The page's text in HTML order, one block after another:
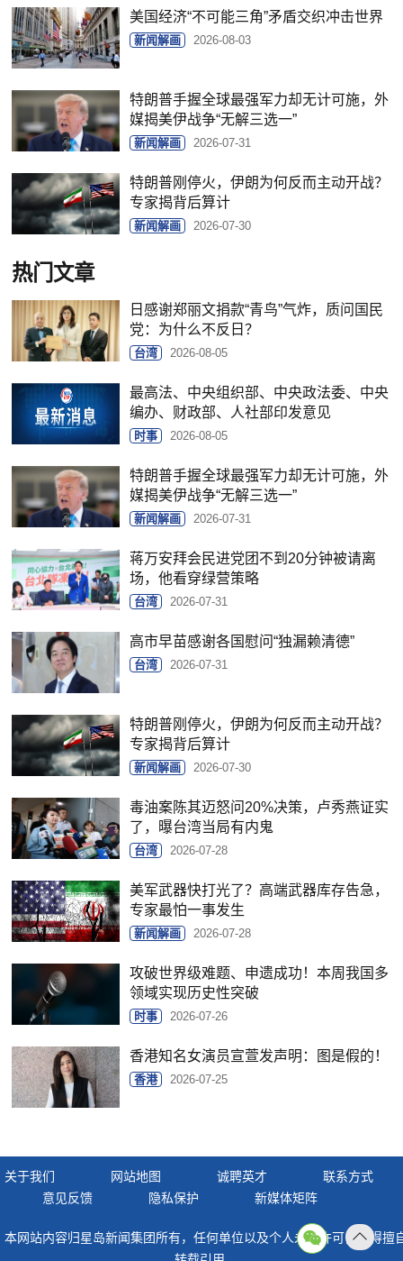
美国经济“不可能三角”矛盾交织冲击世界
新闻解画 2026-08-03
特朗普手握全球最强军力却无计可施，外
媒揭美伊战争“无解三选一”
新闻解画 2026-07-31
特朗普刚停火，伊朗为何反而主动开战？
专家揭背后算计
新闻解画 2026-07-30
热门文章
日感谢郑丽文捐款“青鸟”气炸，质问国民
党：为什么不反日？
台湾 2026-08-05
最高法、中央组织部、中央政法委、中央
编办、财政部、人社部印发意见
时事 2026-08-05
特朗普手握全球最强军力却无计可施，外
媒揭美伊战争“无解三选一”
新闻解画 2026-07-31
蒋万安拜会民进党团不到20分钟被请离
场，他看穿绿营策略
台湾 2026-07-31
高市早苗感谢各国慰问“独漏赖清德”
台湾 2026-07-31
特朗普刚停火，伊朗为何反而主动开战？
专家揭背后算计
新闻解画 2026-07-30
毒油案陈其迈怒问20%决策，卢秀燕证实
了，曝台湾当局有内鬼
台湾 2026-07-28
美军武器快打光了？高端武器库存告急，
专家最怕一事发生
新闻解画 2026-07-28
攻破世界级难题、申遗成功！本周我国多
领域实现历史性突破
时事 2026-07-26
香港知名女演员宣萱发声明：图是假的！
香港 2026-07-25
关于我们 网站地图 诚聘英才
联系方式
意见反馈
隐私保护 新媒体矩阵
本网站内容归星岛新闻集团所有，任何单位以及个人未经许可，不得擅